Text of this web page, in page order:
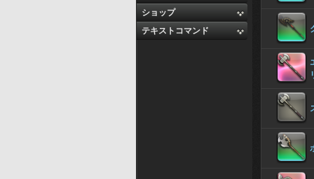
ショップ
テキストコマンド